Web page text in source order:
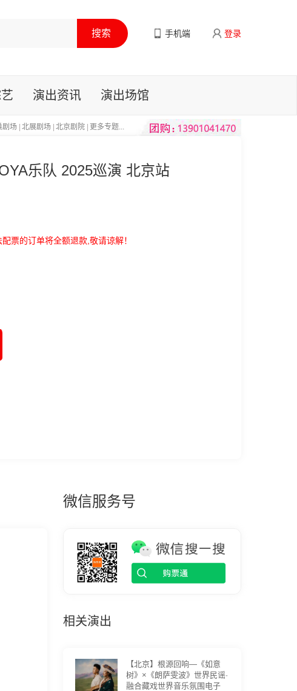
手机端 登录
演出资讯 演出场馆
剧场 北展剧场 北京剧院 更多专题...
乐队 2025巡演 北京站
票的订单将全额退款,敬请谅解！
微信服务号
相关演出
【北京】根源回响—《如意
树》×《朗萨雯波》世界民谣·
融合藏戏世界音乐氛围电子